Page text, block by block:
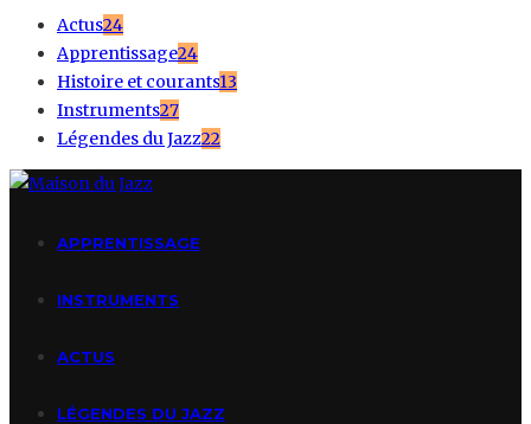
Actus24
Apprentissage24
Histoire et courants13
Instruments27
Légendes du Jazz22
APPRENTISSAGE
INSTRUMENTS
ACTUS
LÉGENDES DU JAZZ